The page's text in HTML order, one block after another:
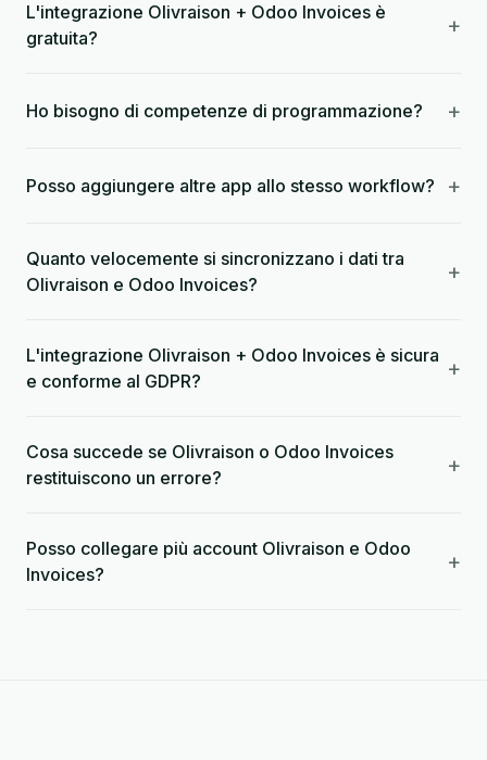
L'integrazione Olivraison + Odoo Invoices è
gratuita?
+
Ho bisogno di competenze di programmazione? +
Posso aggiungere altre app allo stesso workflow? +
Quanto velocemente si sincronizzano i dati tra
Olivraison e Odoo Invoices?
+
L'integrazione Olivraison + Odoo Invoices è sicura
e conforme al GDPR?
+
Cosa succede se Olivraison o Odoo Invoices
restituiscono un errore?
+
Posso collegare più account Olivraison e Odoo
Invoices?
+